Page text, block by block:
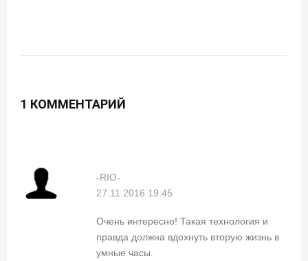
1 КОММЕНТАРИЙ
-RIO-
27.11.2016 19:45
Очень интересно! Такая технология и
правда должна вдохнуть вторую жизнь в
умные часы.